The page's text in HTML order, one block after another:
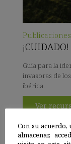
Publicaciones
Guía para la
invasoras de
ibérica.
Ver
Con su acuerdo,
almacenar,